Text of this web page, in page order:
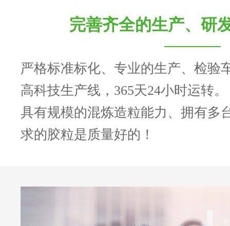
完善齐全的生产、研
严格标准标化、专业的生产、检验
高科技生产线，365天24小时运转。
具有规模的混炼造粒能力、拥有多
求的胶粒是质量好的！